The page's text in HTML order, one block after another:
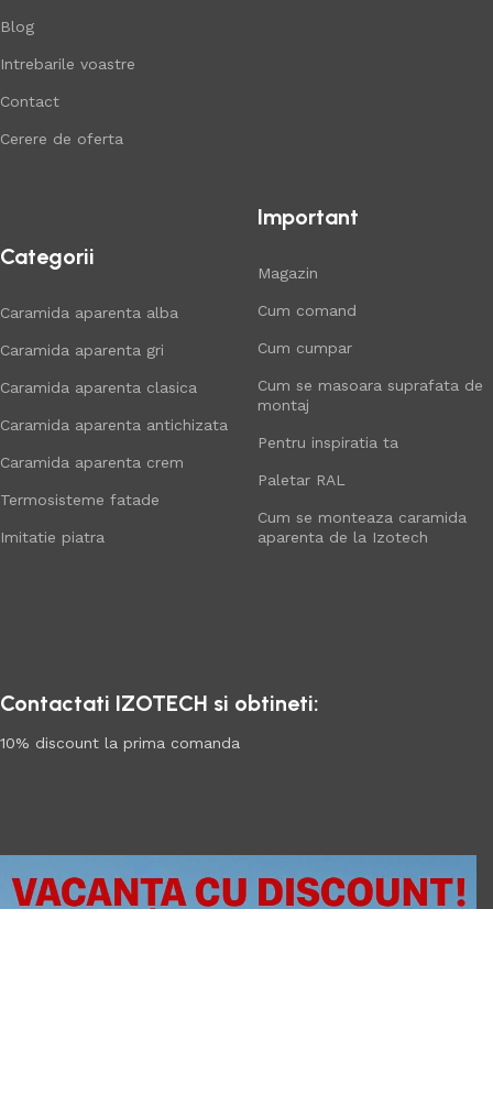
Blog
Intrebarile voastre
Contact
Cerere de oferta
Categorii
Caramida aparenta alba
Caramida aparenta gri
Caramida aparenta clasica
Caramida aparenta antichizata
Caramida aparenta crem
Termosisteme fatade
Imitatie piatra
Important
Magazin
Cum comand
Cum cumpar
Cum se masoara suprafata de
montaj
Pentru inspiratia ta
Paletar RAL
Cum se monteaza caramida
aparenta de la Izotech
Contactati IZOTECH si obtineti:
10% discount la prima comanda